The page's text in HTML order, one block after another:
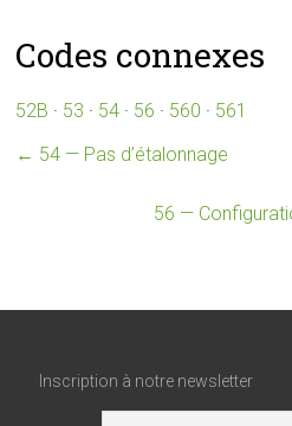
Codes connexes
52B · 53 · 54 · 56 · 560 · 561
← 54 — Pas d’étalonnage
56 —
Inscription à notre newsletter